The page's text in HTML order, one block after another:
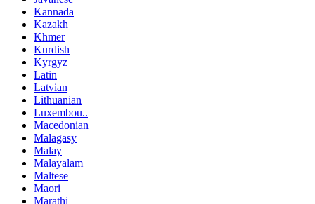
Kannada
Kazakh
Khmer
Kurdish
Kyrgyz
Latin
Latvian
Lithuanian
Luxembou..
Macedonian
Malagasy
Malay
Malayalam
Maltese
Maori
Marathi